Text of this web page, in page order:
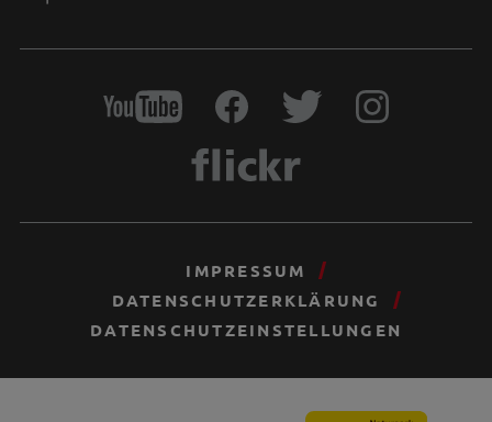
IMPRESSUM
DATENSCHUTZERKLÄRUNG
DATENSCHUTZEINSTELLUNGEN